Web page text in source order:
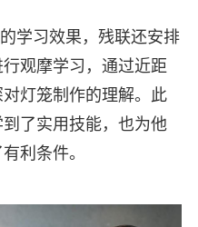
学习效果，残联还安排
观摩学习，通过近距
灯笼制作的理解。此
了实用技能，也为他
利条件。